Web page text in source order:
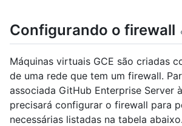
Configurando o firewall
Máquinas virtuais GCE são criadas
de uma rede que tem um firewall.
associada GitHub Enterprise Server
precisará configurar o firewall para
necessárias listadas na tabela